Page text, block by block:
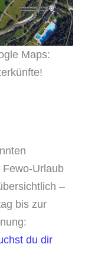
Maps:
Urlaub
–
bis zur
du dir